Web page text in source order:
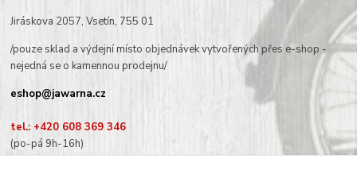
Jiráskova 2057, Vsetín, 755 01
/pouze sklad a výdejní místo objednávek vytvořených přes e-shop -
nejedná se o kamennou prodejnu/
eshop@jawarna.cz
tel.: +420 608 369 346
(po-pá 9h-16h)